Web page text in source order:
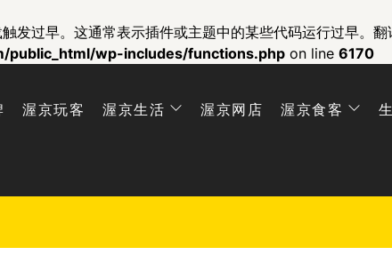
发过早。这通常表示插件或主题中的某些代码运行过早。翻
public_html/wp-includes/functions.php on line 6170
渥京玩客 渥京生活 渥京网店 渥京食客